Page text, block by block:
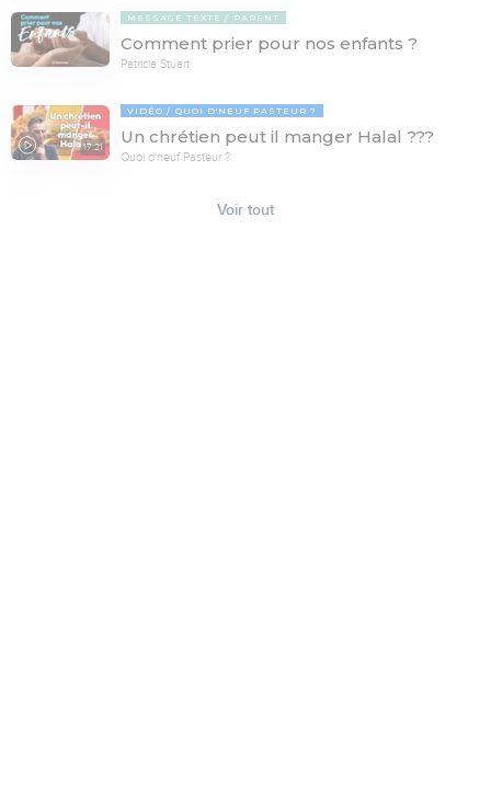
MESSAGE TEXTE PARENT
Comment prier pour nos enfants ?
Patricia Stuart
17:21
VIDÉO QUOI D'NEUF PASTEUR ?
Un chrétien peut il manger Halal ???
Quoi d'neuf Pasteur ?
Voir tout